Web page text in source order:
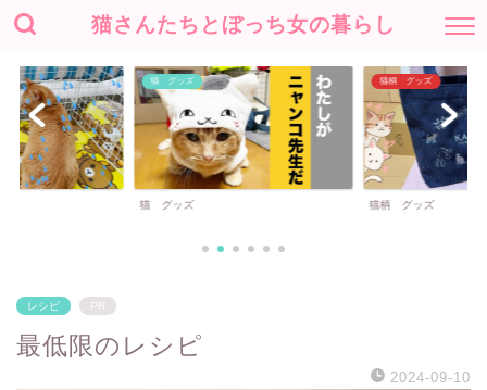
猫さんたちとぼっち女の暮らし
猫 グッズ
猫 グッズ
猫柄 グッズ
猫柄 グッズ
レシピ PR
最低限のレシピ
2024-09-10